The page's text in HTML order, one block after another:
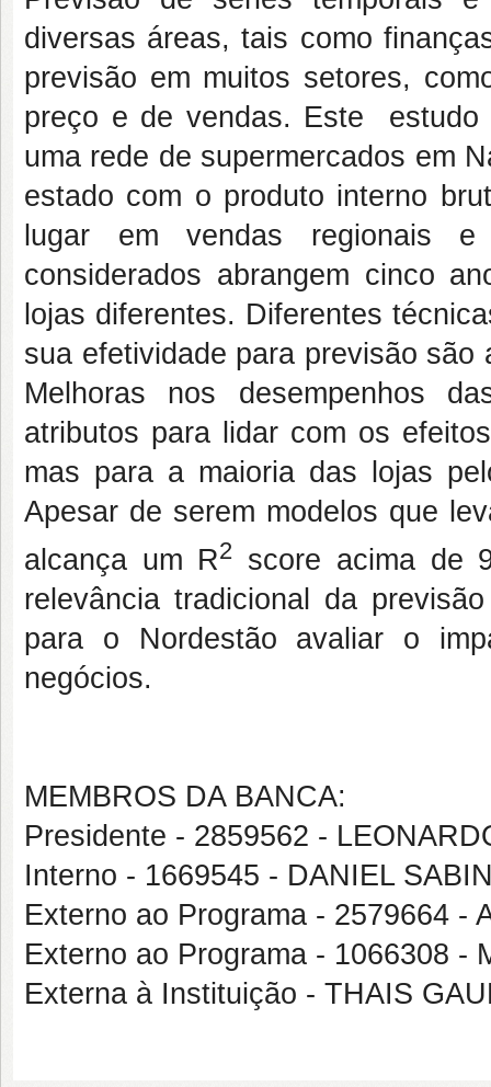
diversas áreas, tais como
previsão em muitos setores,
preço e de vendas. Este estudo
uma rede de supermercados em
estado com o produto interno
lugar em vendas regionais
considerados abrangem cinco
lojas diferentes. Diferentes
sua efetividade para previsão
Melhoras nos desempenhos
atributos para lidar com os
mas para a maioria das lojas
Apesar de serem modelos que
alcança um R2 score acima de
relevância tradicional da
para o Nordestão avaliar o
negócios.
MEMBROS DA BANCA:
Presidente - 2859562 -
Interno - 1669545 - DANIEL
Externo ao Programa - 2579664 -
Externo ao Programa - 1066308 -
Externa à Instituição - THAIS